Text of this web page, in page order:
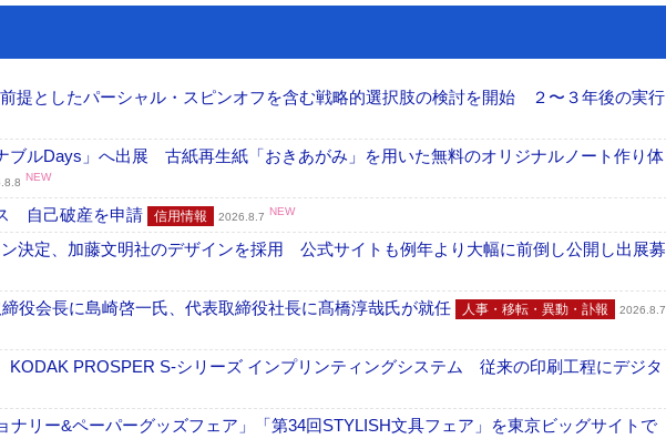
提としたパーシャル・スピンオフを含む戦略的選択肢の検討を開始 ２〜３年後の実行
ルDays」へ出展 古紙再生紙「おきあがみ」を用いた無料のオリジナルノート作り体
NEW
自己破産を申請 信用情報 2026.8.7 NEW
決定、加藤文明社のデザインを採用 公式サイトも例年より大幅に前倒し公開し出展募
役会長に島崎啓一氏、代表取締役社長に髙橋淳哉氏が就任 人事・移転・異動・訃報
2026.8.7
KODAK PROSPER S-シリーズ インプリンティングシステム 従来の印刷工程にデジタ
リー&ペーパーグッズフェア」「第34回STYLISH文具フェア」を東京ビッグサイトで